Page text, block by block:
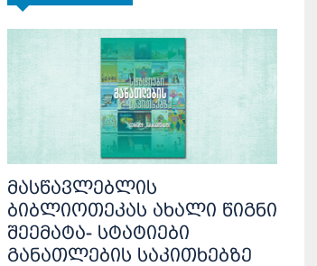
მასწავლებლის
ბიბლიოთეკას ახალი წიგნი
შეემატა- სტატიები
განათლების საკითხებზე